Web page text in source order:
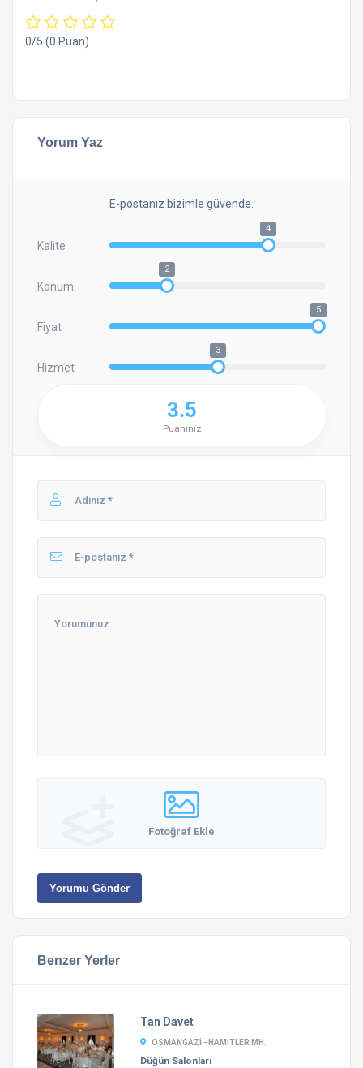
0/5 (0 Puan)
Yorum Yaz
E-postanız bizimle güvende.
Kalite
4
Konum
2
Fiyat
5
Hizmet
3
3.5
Puanınız
Fotoğraf Ekle
Yorumu Gönder
Benzer Yerler
Tan Davet
OSMANGAZI - HAMITLER MH.
Düğün Salonları